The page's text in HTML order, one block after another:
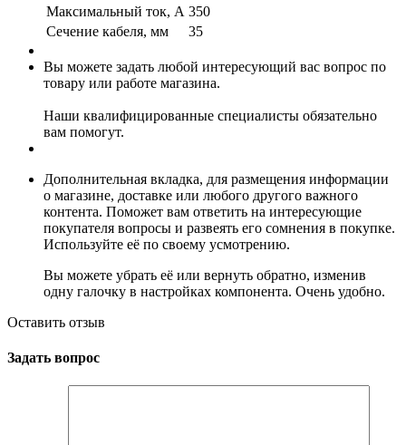
Максимальный ток, А 350
Сечение кабеля, мм
35
Вы можете задать любой интересующий вас вопрос по
товару или работе магазина.
Наши квалифицированные специалисты обязательно
вам помогут.
Дополнительная вкладка, для размещения информации
о магазине, доставке или любого другого важного
контента. Поможет вам ответить на интересующие
покупателя вопросы и развеять его сомнения в покупке.
Используйте её по своему усмотрению.
Вы можете убрать её или вернуть обратно, изменив
одну галочку в настройках компонента. Очень удобно.
Оставить отзыв
Задать вопрос